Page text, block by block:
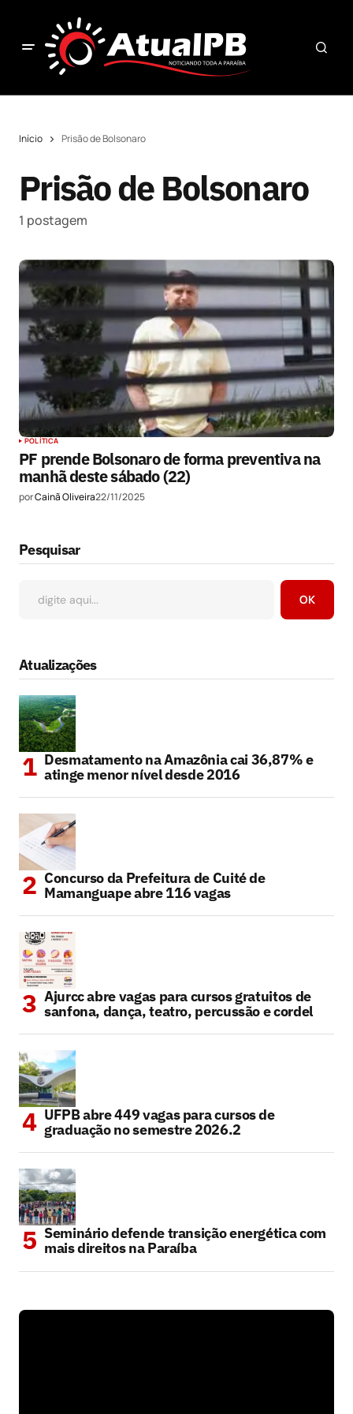
Início Prisão de Bolsonaro
Prisão de Bolsonaro
1 postagem
POLÍTICA
PF prende Bolsonaro de forma preventiva na
manhã deste sábado (22)
porCainã Oliveira22/11/2025
Pesquisar
OK
Atualizações
Desmatamento na Amazônia cai 36,87% e
atinge menor nível desde 2016
Concurso da Prefeitura de Cuité de
Mamanguape abre 116 vagas
Ajurcc abre vagas para cursos gratuitos de
sanfona, dança, teatro, percussão e cordel
UFPB abre 449 vagas para cursos de
graduação no semestre 2026.2
Seminário defende transição energética com
mais direitos na Paraíba